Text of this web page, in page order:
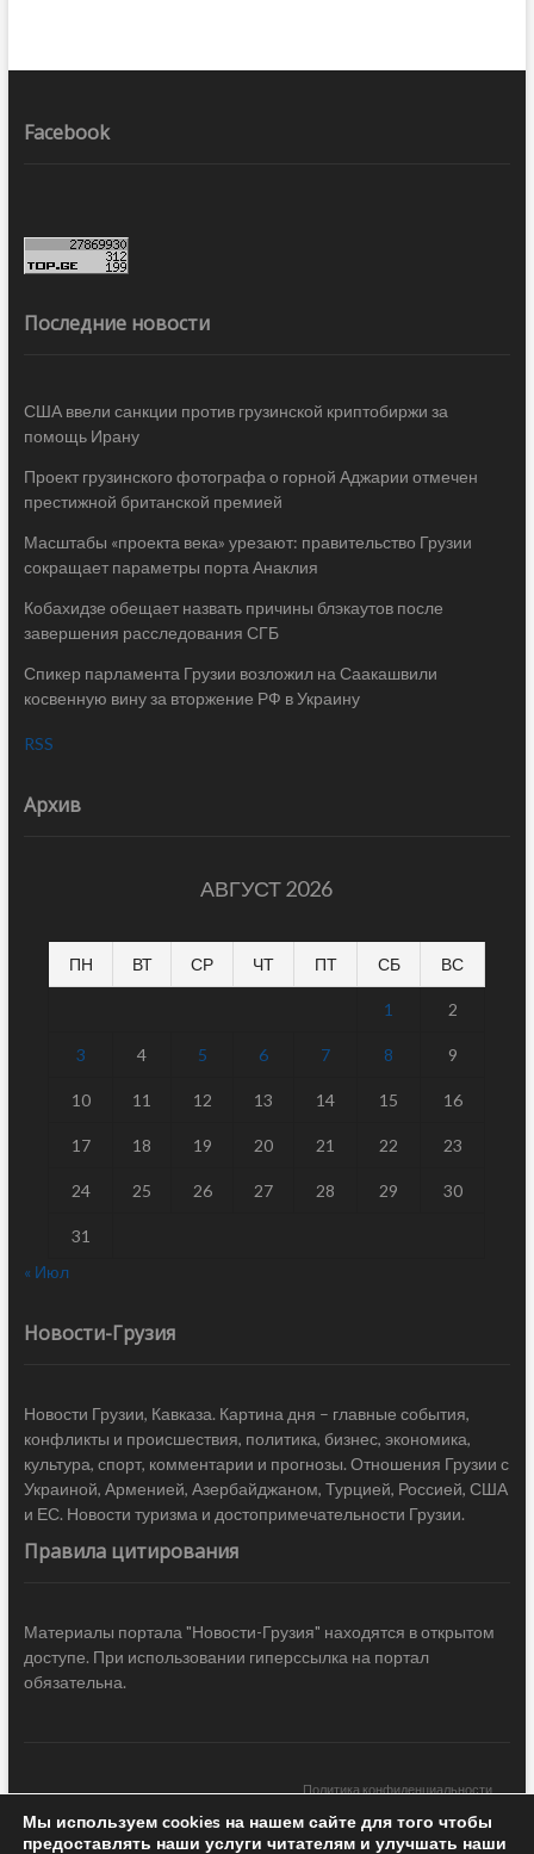
Facebook
Последние новости
США ввели санкции против грузинской криптобиржи за
помощь Ирану
Проект грузинского фотографа о горной Аджарии отмечен
престижной британской премией
Масштабы «проекта века» урезают: правительство Грузии
сокращает параметры порта Анаклия
Кобахидзе обещает назвать причины блэкаутов после
завершения расследования СГБ
Спикер парламента Грузии возложил на Саакашвили
косвенную вину за вторжение РФ в Украину
RSS
Архив
АВГУСТ 2026
ПН ВТ СР ЧТ ПТ СБ ВС
1 2
3 4 5 6 7 8 9
10 11 12 13 14 15 16
17 18 19 20 21 22 23
24 25 26 27 28 29 30
31
« Июл
Новости-Грузия
Новости Грузии, Кавказа. Картина дня – главные события,
конфликты и происшествия, политика, бизнес, экономика,
культура, спорт, комментарии и прогнозы. Отношения Грузии с
Украиной, Арменией, Азербайджаном, Турцией, Россией, США
и ЕС. Новости туризма и достопримечательности Грузии.
Правила цитирования
Материалы портала "Новости-Грузия" находятся в открытом
доступе. При использовании гиперссылка на портал
обязательна.
Политика конфиденциальности
Новости Грузии| Black Sea Press LTD © 2020 All Rights Reserved /
Мы используем cookies на нашем сайте для того чтобы
предоставлять наши услуги читателям и улучшать наши